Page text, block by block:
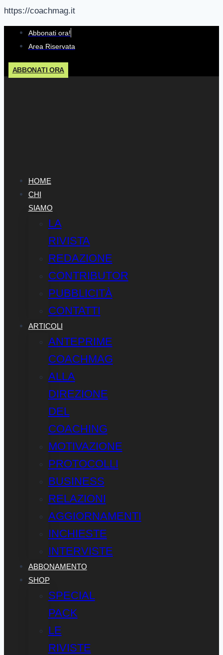
https://coachmag.it
Salta
contenuto
Abbonati ora!
Area Riservata
ABBONATI ORA
HOME
CHI
SIAMO
LA
RIVISTA
REDAZIONE
CONTRIBUTOR
PUBBLICITÀ
CONTATTI
ARTICOLI
ANTEPRIME
COACHMAG
ALLA
DIREZIONE
DEL
COACHING
MOTIVAZIONE
PROTOCOLLI
BUSINESS
RELAZIONI
AGGIORNAMENTI
INCHIESTE
INTERVISTE
ABBONAMENTO
SHOP
SPECIAL
PACK
LE
RIVISTE